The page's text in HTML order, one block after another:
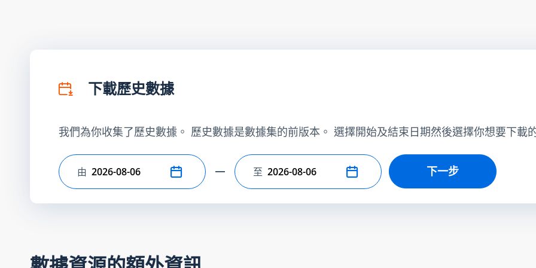
下載歷史數據
我們為你收集了歷史數據。 歷史數據是數據集的前版本。 選擇開始及結束日期然後選擇你想要下載
選擇開始日期
由 選擇結束日期
至 下一步